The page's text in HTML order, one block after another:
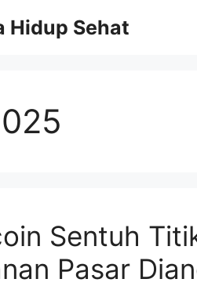
Hidup Sehat
Sentuh
Pasar